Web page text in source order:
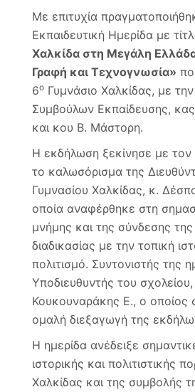
Με επιτυχία
Εκπαιδευτική Ημερίδα με
Χαλκίδα στη Μεγάλη
Γραφή και Τεχνογνωσία»
6ο Γυμνάσιο Χαλκίδας, με
Συμβούλων Εκπαίδευσης,
και κου Β. Μάστορη.
Η εκδήλωση ξεκίνησε με τον
το καλωσόρισμα της
Γυμνασίου Χαλκίδας, κ.
οποία αναφέρθηκε στη
μνήμης και της σύνδεσης της
διαδικασίας με την τοπική
πολιτισμό. Συντονιστής της
Υποδιευθυντής του
Κουκουναράκης Ε., ο οποίος
ομαλή διεξαγωγή της
Η ημερίδα ανέδειξε
ιστορικής και πολιτιστικής
Χαλκίδας και της συμβολής